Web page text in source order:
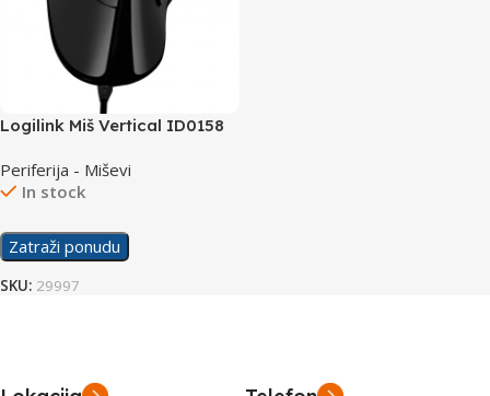
Logilink Miš Vertical ID0158
Periferija - Miševi
In stock
Zatraži ponudu
SKU: 29997